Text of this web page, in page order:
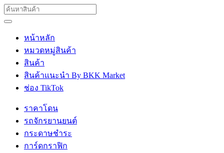
หน้าหลัก
หมวดหมู่สินค้า
สินค้า
สินค้าแนะนำ By BKK Market
ช่อง TikTok
ราคาโดน
รถจักรยานยนต์
กระดาษชำระ
การ์ดกราฟิก